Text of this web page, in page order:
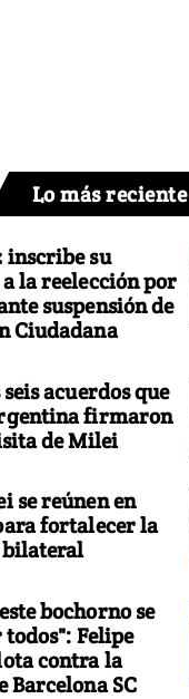
Lo más reciente
inscribe su
la reelección por
suspensión de
Ciudadana
acuerdos que
firmaron
de Milei
se reúnen en
fortalecer la
bilateral
bochorno se
Felipe
contra la
SC